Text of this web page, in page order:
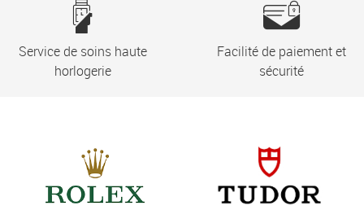
Service de soins haute
horlogerie
Facilité de paiement et
sécurité